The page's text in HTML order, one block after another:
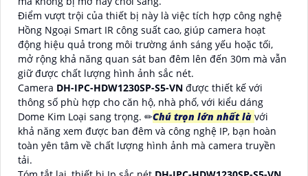
Điểm vượt trội của thiết bị này là việc tích hợp công nghệ
Hồng Ngoại Smart IR công suất cao, giúp camera hoạt
động hiệu quả trong môi trường ánh sáng yếu hoặc tối,
mở rộng khả năng quan sát ban đêm lên đến 30m mà vẫn
giữ được chất lượng hình ảnh sắc nét.
Camera DH-IPC-HDW1230SP-S5-VN được thiết kế với
thông số phù hợp cho căn hộ, nhà phố, với kiểu dáng
Dome Kim Loại sang trọng. ✏Chú trọn lớn nhất là với
khả năng xem được ban đêm và công nghệ IP, bạn hoàn
toàn yên tâm về chất lượng hình ảnh mà camera truyền
tải.